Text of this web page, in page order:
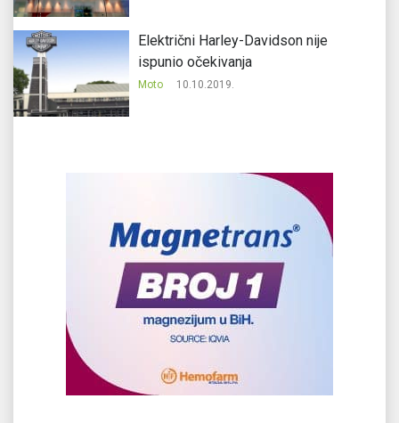
Električni Harley-Davidson nije
ispunio očekivanja
Moto 10.10.2019.